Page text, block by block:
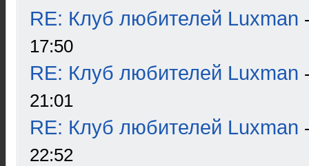
RE: Клуб любителей Luxman
17:50
RE: Клуб любителей Luxman
21:01
RE: Клуб любителей Luxman
22:52